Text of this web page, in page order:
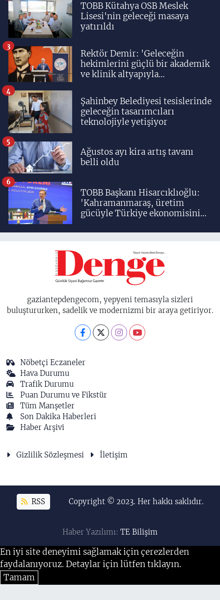
TOBB Kütahya OSB Meslek
Lisesi'nin geleceği masaya
yatırıldı
Rektör Demir: 'Geleceğin
hekimlerini güçlü bir akademik
ve klinik altyapıyla
3
Şahinbey Belediyesi tesislerinde
geleceğin tasarımcıları
teknolojiyle yetişiyor
4
Ağustos ayı kira artış tavanı
belli oldu
5
TOBB Başkanı Hisarcıklıoğlu:
'Kahramanmaraş, üretim
gücüyle Türkiye ekonomisinin
birisidir'
6
gaziantepdengecom, yepyeni temasıyla sizleri
buluştururken, sadelik ve modernizmi bir araya getiriyor.
Nöbetçi Eczaneler
Hava Durumu
Trafik Durumu
Puan Durumu ve Fikstür
Tüm Manşetler
Son Dakika Haberleri
Haber Arşivi
Gizlilik Sözleşmesi İletişim
RSS Copyright © 2023. Her hakkı saklıdır.
Haber Yazılımı: TE Bilişim
En iyi site deneyimi sağlamak için çerezlerden
faydalanıyoruz. Detaylar için lütfen tıklayın.
Tamam